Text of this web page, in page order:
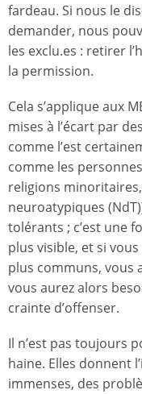
fardeau. Si nous le
demander, nous
les exclu.es : retirer
la permission.
Cela s’applique aux
mises à l’écart par
comme l’est
comme les
religions
neuroatypiques
tolérants ; c’est une
plus visible, et si
plus communs, vous
vous aurez alors
crainte d’offenser.
Il n’est pas toujours
haine. Elles donnent
immenses, des